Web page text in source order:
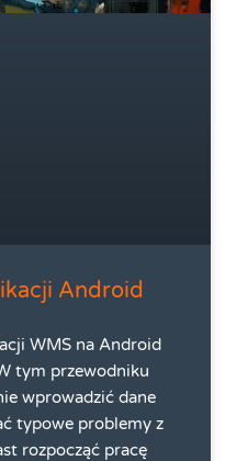
Android
WMS na Android
tym przewodniku
wprowadzić dane
typowe problemy z
rozpocząć pracę